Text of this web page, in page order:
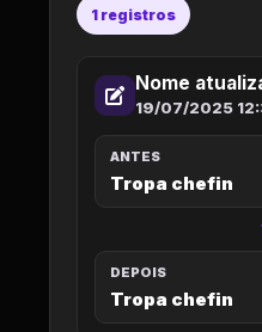
1 registros
Nome
19/07/2025
ANTES
Tropa chefin
DEPOIS
Tropa chefin